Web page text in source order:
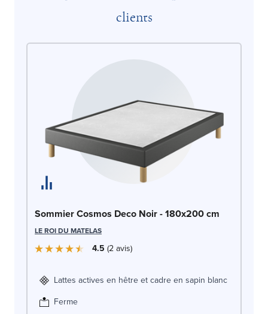
clients
Sommier Cosmos Deco Noir - 180x200 cm
LE ROI DU MATELAS
4.5 2avis
Lattes actives en hêtre et cadre en sapin blanc
Ferme